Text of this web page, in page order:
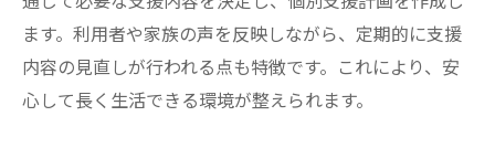
ます。利用者や家族の声を反映しながら、定期的に支援
内容の見直しが行われる点も特徴です。これにより、安
心して長く生活できる環境が整えられます。